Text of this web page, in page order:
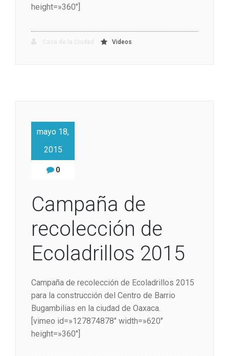
height=»360″]
Videos
mayo 18,
2015
0
Campaña de
recolección de
Ecoladrillos 2015
Campaña de recolección de Ecoladrillos 2015
para la construcción del Centro de Barrio
Bugambilias en la ciudad de Oaxaca.
[vimeo id=»127874878″ width=»620″
height=»360″]